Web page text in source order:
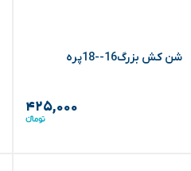
شن کش بزرگ16--18پره
۴۲۵,۰۰۰